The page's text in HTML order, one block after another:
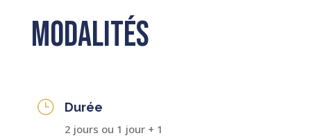
Modalités
} Durée
2 jours ou 1 jour + 1